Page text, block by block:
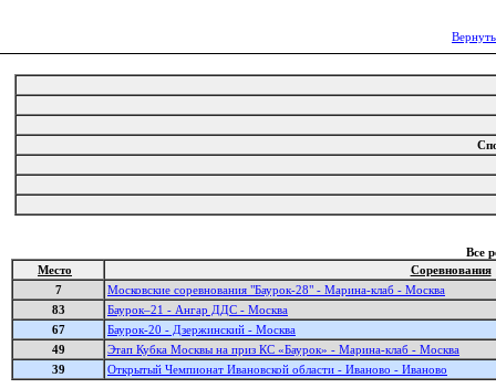
Все
Место
Соревнования
7
Московские соревнования "Баурок-28" - Марина-клаб - Москва
83
Баурок–21 - Ангар ДДС - Москва
67
Баурок-20 - Дзержинский - Москва
49
Этап Кубка Москвы на приз КС «Баурок» - Марина-клаб - Москва
39
Открытый Чемпионат Ивановской области - Иваново - Иваново